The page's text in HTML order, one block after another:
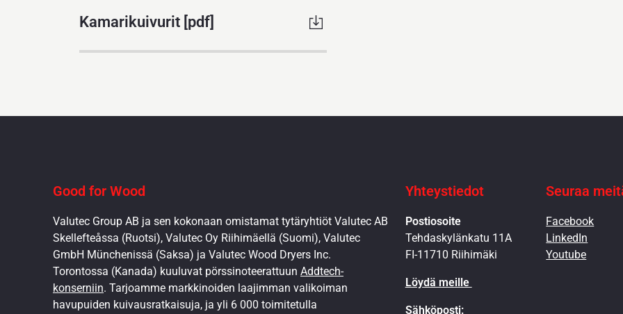
Kamarikuivurit [pdf]
Good for Wood
Valutec Group AB ja sen kokonaan omistamat tytäryhtiöt Valutec AB
Skellefteåssa (Ruotsi), Valutec Oy Riihimäellä (Suomi), Valutec
GmbH Münchenissä (Saksa) ja Valutec Wood Dryers Inc.
Torontossa (Kanada) kuuluvat pörssinoteerattuun Addtech-
konserniin. Tarjoamme markkinoiden laajimman valikoiman
havupuiden kuivausratkaisuja, ja yli 6 000 toimitetulla
Yhteystiedot
Postiosoite
Tehdaskylänkatu 11A
FI-11710 Riihimäki
Löydä meille
Sähköposti:
Seuraa
Facebook
LinkedIn
Youtube